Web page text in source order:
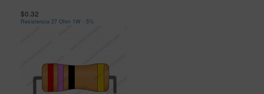
$0.32
Resistencia 27 Ohm 1W - 5%